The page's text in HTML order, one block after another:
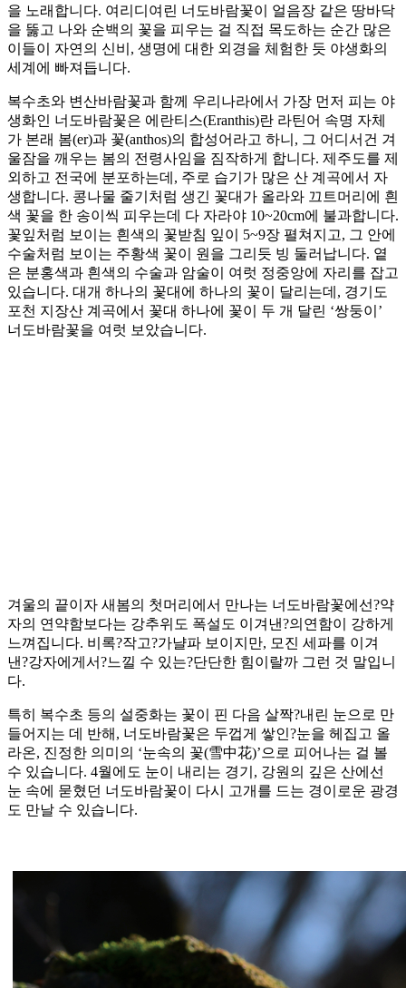
을 노래합니다. 여리디여린 너도바람꽃이 얼음장 같은 땅바닥
을 뚫고 나와 순백의 꽃을 피우는 걸 직접 목도하는 순간 많은
이들이 자연의 신비, 생명에 대한 외경을 체험한 듯 야생화의
세계에 빠져듭니다.
복수초와 변산바람꽃과 함께 우리나라에서 가장 먼저 피는 야
생화인 너도바람꽃은 에란티스(Eranthis)란 라틴어 속명 자체
가 본래 봄(er)과 꽃(anthos)의 합성어라고 하니, 그 어디서건 겨
울잠을 깨우는 봄의 전령사임을 짐작하게 합니다. 제주도를 제
외하고 전국에 분포하는데, 주로 습기가 많은 산 계곡에서 자
생합니다. 콩나물 줄기처럼 생긴 꽃대가 올라와 끄트머리에 흰
색 꽃을 한 송이씩 피우는데 다 자라야 10~20cm에 불과합니다.
꽃잎처럼 보이는 흰색의 꽃받침 잎이 5~9장 펼쳐지고, 그 안에
수술처럼 보이는 주황색 꽃이 원을 그리듯 빙 둘러납니다. 옅
은 분홍색과 흰색의 수술과 암술이 여럿 정중앙에 자리를 잡고
있습니다. 대개 하나의 꽃대에 하나의 꽃이 달리는데, 경기도
포천 지장산 계곡에서 꽃대 하나에 꽃이 두 개 달린 ‘쌍둥이’
너도바람꽃을 여럿 보았습니다.
겨울의 끝이자 새봄의 첫머리에서 만나는 너도바람꽃에선?약
자의 연약함보다는 강추위도 폭설도 이겨낸?의연함이 강하게
느껴집니다. 비록?작고?가냘파 보이지만, 모진 세파를 이겨
낸?강자에게서?느낄 수 있는?단단한 힘이랄까 그런 것 말입니
다.
특히 복수초 등의 설중화는 꽃이 핀 다음 살짝?내린 눈으로 만
들어지는 데 반해, 너도바람꽃은 두껍게 쌓인?눈을 헤집고 올
라온, 진정한 의미의 ‘눈속의 꽃(雪中花)’으로 피어나는 걸 볼
수 있습니다. 4월에도 눈이 내리는 경기, 강원의 깊은 산에선
눈 속에 묻혔던 너도바람꽃이 다시 고개를 드는 경이로운 광경
도 만날 수 있습니다.